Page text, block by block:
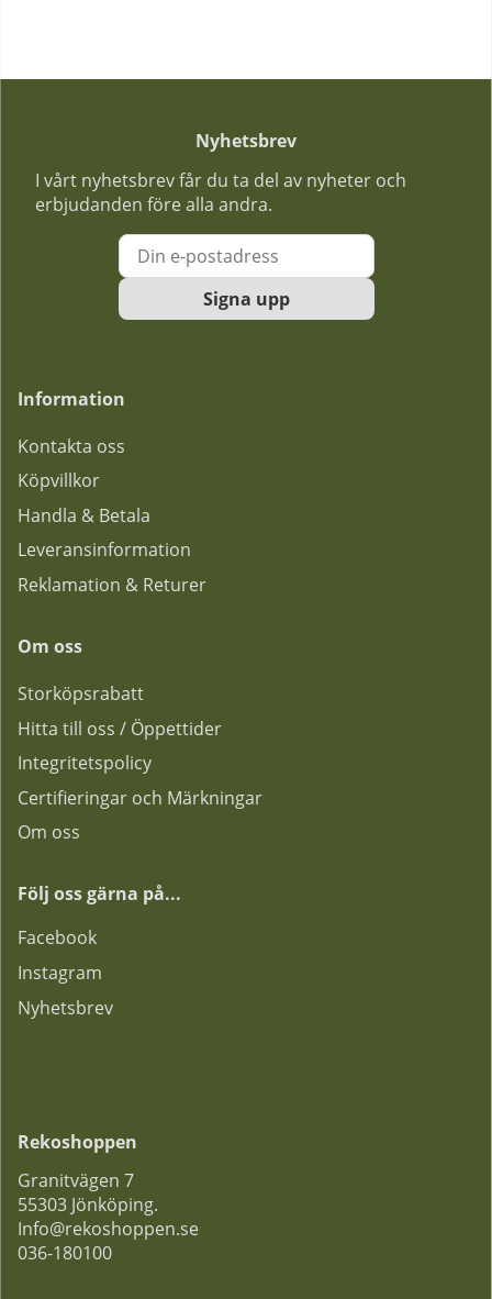
Nyhetsbrev
I vårt nyhetsbrev får du ta del av nyheter och
erbjudanden före alla andra.
Signa upp
Information
Kontakta oss
Köpvillkor
Handla & Betala
Leveransinformation
Reklamation & Returer
Om oss
Storköpsrabatt
Hitta till oss / Öppettider
Integritetspolicy
Certifieringar och Märkningar
Om oss
Följ oss gärna på...
Facebook
Instagram
Nyhetsbrev
Rekoshoppen
Granitvägen 7
55303 Jönköping.
Info@rekoshoppen.se
036-180100